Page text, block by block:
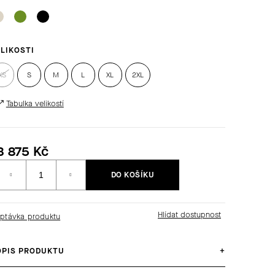
S M L XL 2XL
Tabulka velikostí
875 Kč
DO KOŠÍKU
produktu
PRODUKTU +